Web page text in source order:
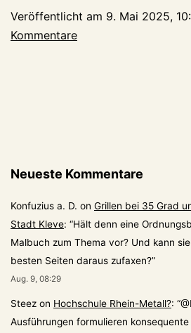
Veröffentlicht am 9. Mai 2025,
Kommentare
Neueste Kommentare
Konfuzius a. D. on Grillen bei 35 Grad
Stadt Kleve: “Hält denn eine
Malbuch zum Thema vor? Und kann
besten Seiten daraus zufaxen?”
Aug. 9, 08:29
Steez on Hochschule Rhein-Metall?: “
Ausführungen formulieren